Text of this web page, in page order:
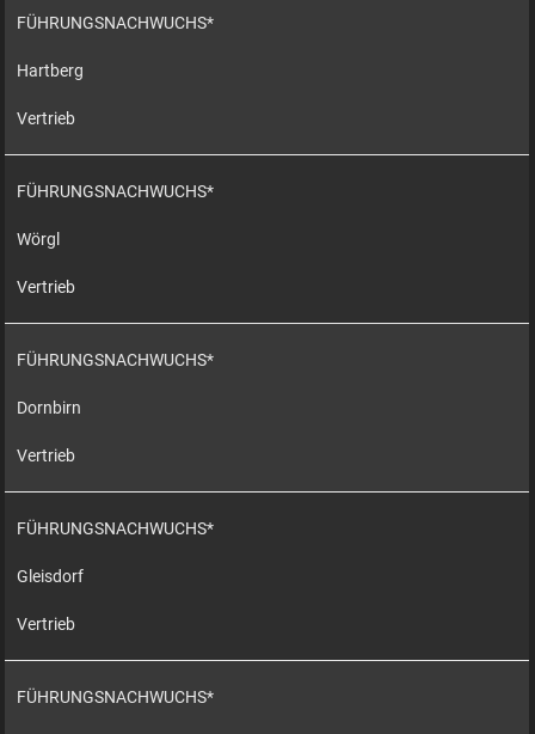
FÜHRUNGSNACHWUCHS*
Hartberg
Vertrieb
FÜHRUNGSNACHWUCHS*
Wörgl
Vertrieb
FÜHRUNGSNACHWUCHS*
Dornbirn
Vertrieb
FÜHRUNGSNACHWUCHS*
Gleisdorf
Vertrieb
FÜHRUNGSNACHWUCHS*